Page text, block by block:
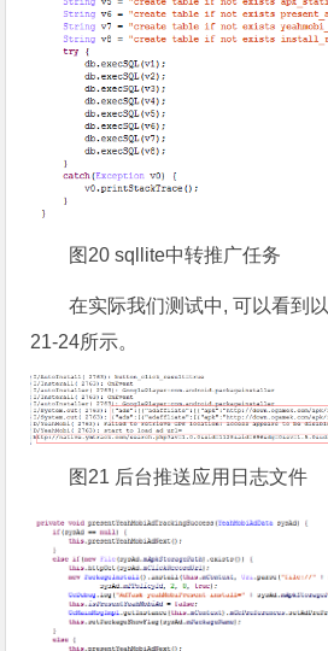
图20 sqllite中转推广任务
在实际我们测试中, 可以看到
21-24所示。
图21 后台推送应用日志文件